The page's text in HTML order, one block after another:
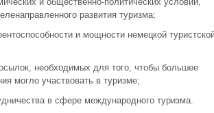
развития туризма;
и мощности немецкой
необходимых для того, чтобы большее
могло участвовать в туризме;
в сфере международного туризма.